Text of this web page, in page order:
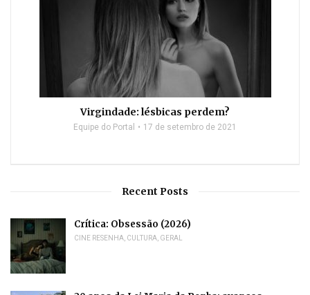
Virgindade: lésbicas perdem?
Equipe do Portal 17 de setembro de 2021
Recent Posts
Crítica: Obsessão (2026)
CINE RESENHA, CULTURA, GERAL